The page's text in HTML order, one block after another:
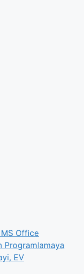
Office
Programlamaya
EV